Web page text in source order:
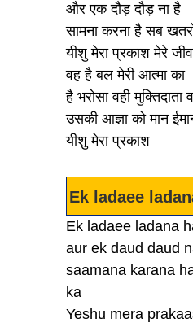
और एक दौड़ दौड़ ना है
सामना करना है सब
यीशु मेरा प्रकाश मेरे
वह है बल मेरी आत्मा का
है भरोसा वही मुक्तिदाता
उसकी आज्ञा को मान
यीशु मेरा प्रकाश
Ek ladaee
Ek ladaee ladana
aur ek daud daud
saamana karana
ka
Yeshu mera